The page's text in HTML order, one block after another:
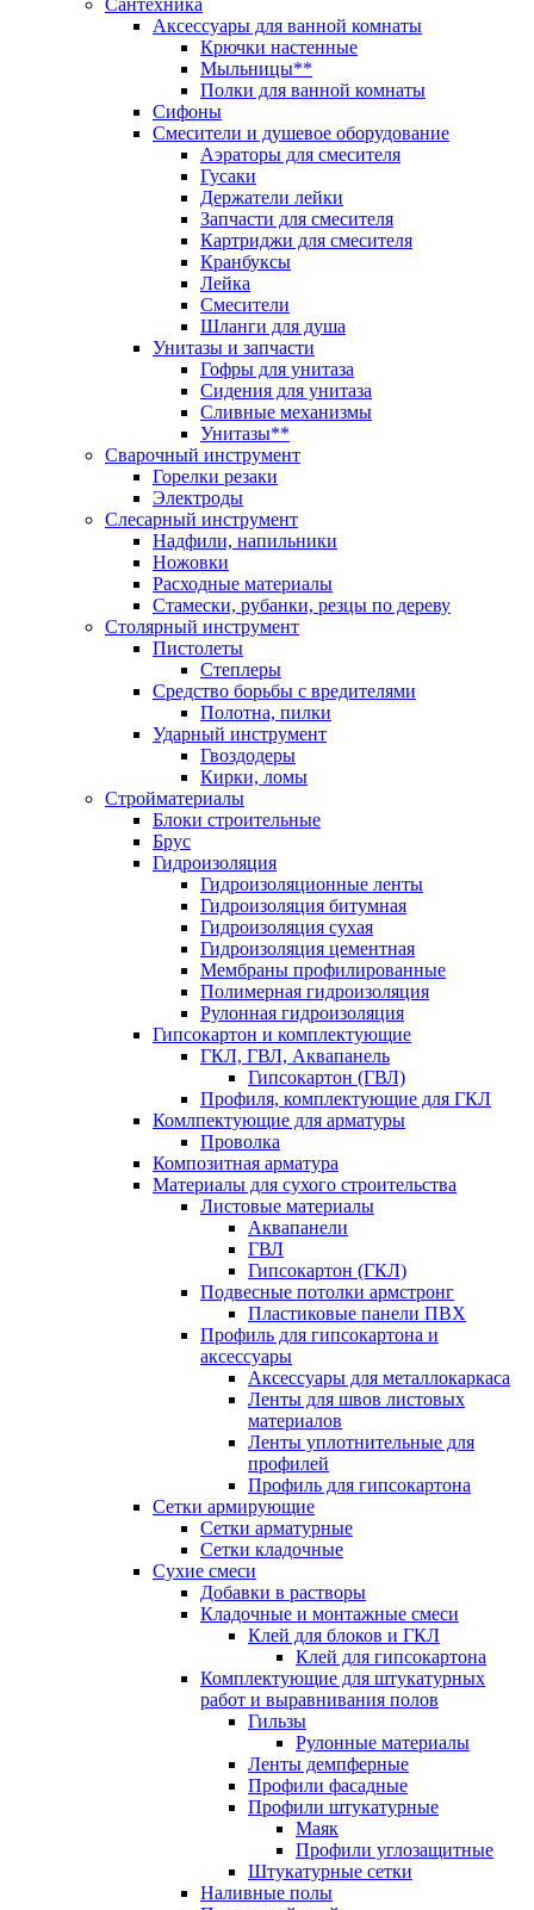
Сантехника
Аксессуары для ванной комнаты
Крючки настенные
Мыльницы**
Полки для ванной комнаты
Сифоны
Смесители и душевое оборудование
Аэраторы для смесителя
Гусаки
Держатели лейки
Запчасти для смесителя
Картриджи для смесителя
Кранбуксы
Лейка
Смесители
Шланги для душа
Унитазы и запчасти
Гофры для унитаза
Сидения для унитаза
Сливные механизмы
Унитазы**
Сварочный инструмент
Горелки резаки
Электроды
Слесарный инструмент
Надфили, напильники
Ножовки
Расходные материалы
Стамески, рубанки, резцы по дереву
Столярный инструмент
Пистолеты
Степлеры
Средство борьбы с вредителями
Полотна, пилки
Ударный инструмент
Гвоздодеры
Кирки, ломы
Стройматериалы
Блоки строительные
Брус
Гидроизоляция
Гидроизоляционные ленты
Гидроизоляция битумная
Гидроизоляция сухая
Гидроизоляция цементная
Мембраны профилированные
Полимерная гидроизоляция
Рулонная гидроизоляция
Гипсокартон и комплектующие
ГКЛ, ГВЛ, Аквапанель
Гипсокартон (ГВЛ)
Профиля, комплектующие для ГКЛ
Комлпектующие для арматуры
Проволка
Композитная арматура
Материалы для сухого строительства
Листовые материалы
Аквапанели
ГВЛ
Гипсокартон (ГКЛ)
Подвесные потолки армстронг
Пластиковые панели ПВХ
Профиль для гипсокартона и
аксессуары
Аксессуары для металлокаркаса
Ленты для швов листовых
материалов
Ленты уплотнительные для
профилей
Профиль для гипсокартона
Сетки армирующие
Сетки арматурные
Сетки кладочные
Сухие смеси
Добавки в растворы
Кладочные и монтажные смеси
Клей для блоков и ГКЛ
Клей для гипсокартона
Комплектующие для штукатурных
работ и выравнивания полов
Гильзы
Рулонные материалы
Ленты демпферные
Профили фасадные
Профили штукатурные
Маяк
Профили углозащитные
Штукатурные сетки
Наливные полы